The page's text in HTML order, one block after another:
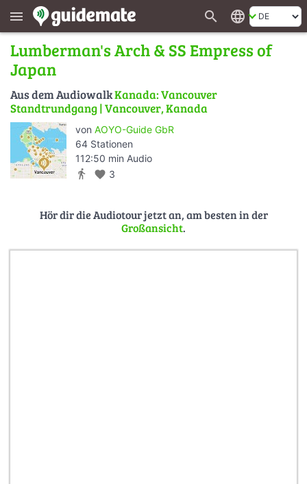
menu search language
Lumberman's Arch & SS Empress of
Japan
Aus dem AudiowalkKanada: Vancouver
Standtrundgang | Vancouver, Kanada
von AOYO-Guide GbR
64 Stationen
112:50 min Audio
directions_walk favorite 3
Hör dir die Audiotour jetzt an, am besten in der
Großansicht.